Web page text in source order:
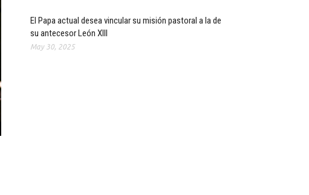
El Papa actual desea vincular su misión pastoral a la de
su antecesor León XIII
May 30, 2025